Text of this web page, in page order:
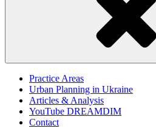
Practice Areas
Urban Planning in Ukraine
Articles & Analysis
YouTube DREAMDIM
Contact